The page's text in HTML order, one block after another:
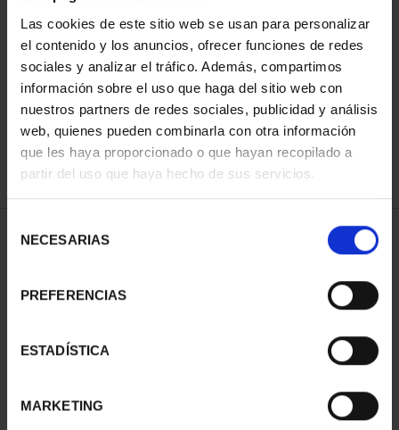
Las cookies de este sitio web se usan para personalizar
el contenido y los anuncios, ofrecer funciones de redes
sociales y analizar el tráfico. Además, compartimos
información sobre el uso que haga del sitio web con
nuestros partners de redes sociales, publicidad y análisis
web, quienes pueden combinarla con otra información
que les haya proporcionado o que hayan recopilado a
partir del uso que haya hecho de sus servicios.
NECESARIAS
PREFERENCIAS
ESTADÍSTICA
MARKETING
ORDENAR POR:
REFINAR
1 Productos encontrados